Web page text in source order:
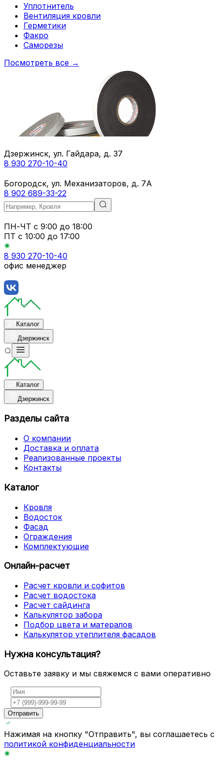
Уплотнитель
Вентиляция кровли
Герметики
Факро
Саморезы
Посмотреть все →
Дзержинск, ул. Гайдара, д. 37
8 930 270-10-40
Богородск, ул. Механизаторов, д. 7А
8 902 689-33-22
ПН-ЧТ с 9:00 до 18:00
ПТ с 10:00 до 17:00
8 930 270-10-40
офис менеджер
Каталог
Дзержинск
Каталог
Дзержинск
Разделы сайта
О компании
Доставка и оплата
Реализованные проекты
Контакты
Каталог
Кровля
Водосток
Фасад
Ограждения
Комплектующие
Онлайн-расчет
Расчет кровли и софитов
Расчет водостока
Расчет сайдинга
Калькулятор забора
Подбор цвета и матералов
Калькулятор утеплителя фасадов
Нужна консультация?
Оставьте заявку и мы свяжемся с вами оперативно
Отправить
Нажимая на кнопку "Отправить", вы соглашаетесь с
политикой конфиденциальности